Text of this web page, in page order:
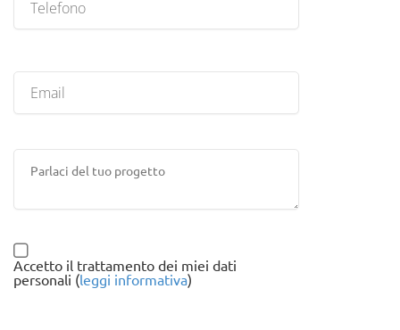
Accetto il trattamento dei miei dati
personali (leggi informativa)